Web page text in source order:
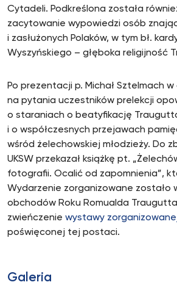
Cytadeli. Podkreślona została
zacytowanie wypowiedzi osób
i zasłużonych Polaków, w tym bł.
Wyszyńskiego – głęboka religijność
Po prezentacji p. Michał Sztelmach
na pytania uczestników prelekcji
o staraniach o beatyfikację
i o współczesnych przejawach
wśród żelechowskiej młodzieży. Do
UKSW przekazał książkę pt.
fotografii. Ocalić od zapomnienia”,
Wydarzenie zorganizowane zostało
obchodów Roku Romualda
zwieńczenie wystawy
poświęconej tej postaci.
Galeria